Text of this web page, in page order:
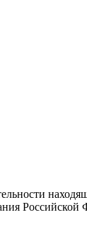
Российской